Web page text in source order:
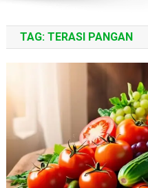
TAG: TERASI PANGAN